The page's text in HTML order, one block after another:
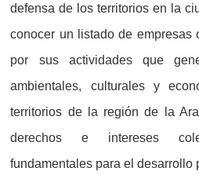
defensa de los territorios en la
conocer un listado de empresas
por sus actividades que
ambientales, culturales y
territorios de la región de la
derechos e intereses
fundamentales para el desarrollo